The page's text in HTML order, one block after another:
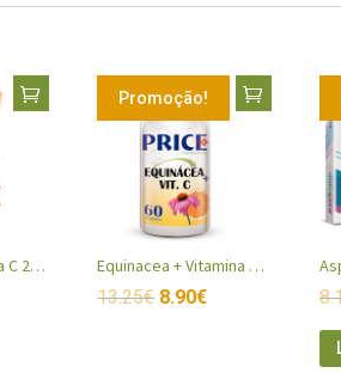
Biokygen Vitamina C 250ml
Promoção!
Equinacea + Vitamina C Cápsulas
13.25€ 8.90€